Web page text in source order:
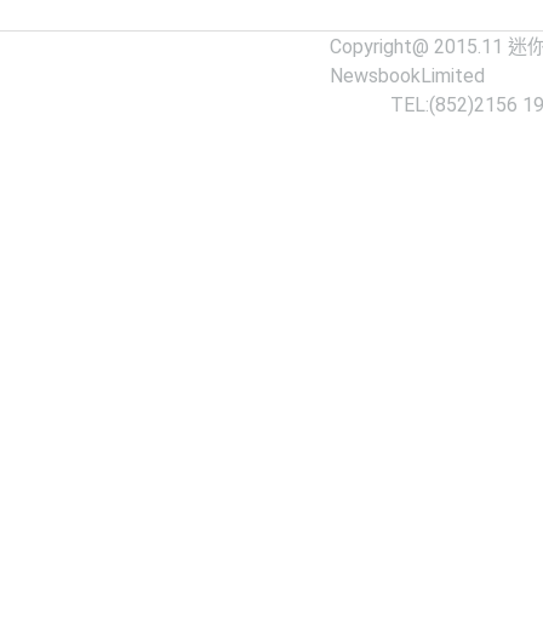
Copyright@ 2015.11迷
NewsbookLimited
TEL:(852)2156